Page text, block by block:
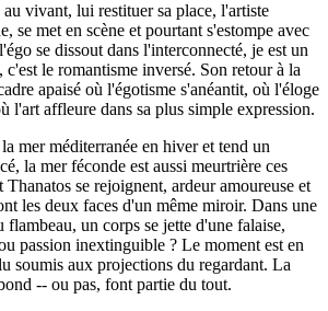
vivant, lui restituer sa place, l'artiste
se met en scène et pourtant s'estompe avec
se dissout dans l'interconnecté, je est un
le romantisme inversé. Son retour à la
apaisé où l'égotisme s'anéantit, où l'éloge
l'art affleure dans sa plus simple expression.
mer méditerranée en hiver et tend un
la mer féconde est aussi meurtrière ces
Thanatos se rejoignent, ardeur amoureuse et
les deux faces d'un même miroir. Dans une
flambeau, un corps se jette d'une falaise,
passion inextinguible ? Le moment est en
soumis aux projections du regardant. La
-- ou pas, font partie du tout.